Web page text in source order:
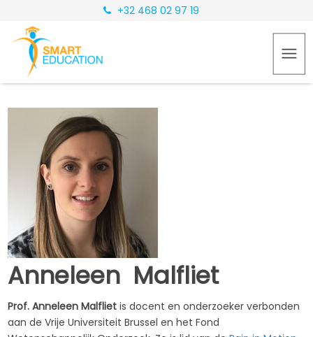
+32 468 02 97 19
Anneleen Malfliet
Prof. Anneleen Malfliet is docent en onderzoeker verbonden
aan de Vrije Universiteit Brussel en het Fond